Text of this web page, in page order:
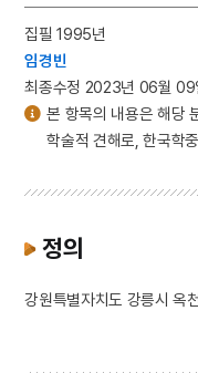
집필 1995년
임경빈
최종수정 2023년 06월 09
본 항목의 내용은 해당
학술적 견해로, 한국학
정의
강원특별자치도 강릉시 옥